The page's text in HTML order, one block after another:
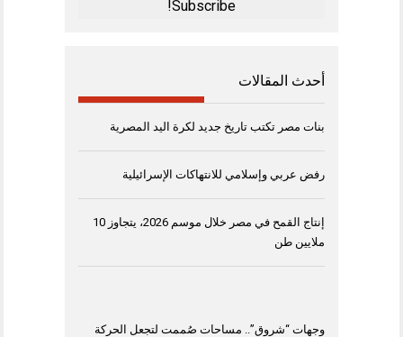
أحدث المقالات
بنات مصر تكتب تاريخ جديد لكرة اليد المصرية
رفض عربي وإسلامي للانتهاكات الإسرائيلية
إنتاج القمح في مصر خلال موسم 2026، يتجاوز 10
ملايين طن
وجهات “شروق”.. مساحات صُممت لتجعل الحركة